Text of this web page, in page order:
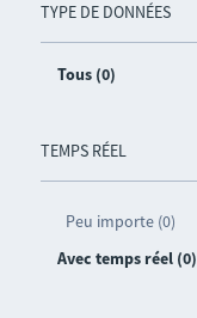
TYPE DE DONNÉES
Tous (0)
TEMPS RÉEL
Peu importe (0)
Avec temps réel (0)